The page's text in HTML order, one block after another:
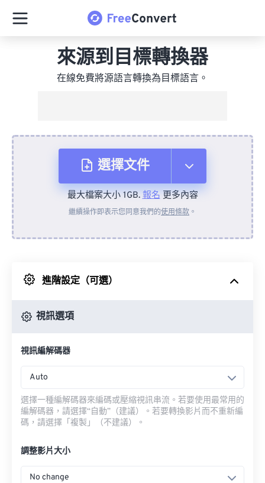
來源到目標轉換器
在線免費將源語言轉換為目標語言。
選擇文件
來自裝置
來自 Google 雲端硬碟
最大檔案大小 1GB.報名更多內容
繼續操作即表示您同意我們的使用條款 。
進階設定（可選）
視訊選項
視訊編解碼器
Auto
選擇一種編解碼器來編碼或壓縮視訊串流。若要使用最常用的
編解碼器，請選擇“自動”（建議）。若要轉換影片而不重新編
碼，請選擇「複製」（不建議）。
調整影片大小
No change